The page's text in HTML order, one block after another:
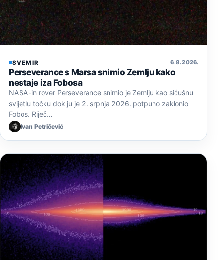
SVEMIR 6. 8. 2026.
Perseverance s Marsa snimio Zemlju kako
nestaje iza Fobosa
NASA-in rover Perseverance snimio je Zemlju kao sićušnu
svijetlu točku dok ju je 2. srpnja 2026. potpuno zaklonio
Fobos. Riječ…
Ivan Petričević